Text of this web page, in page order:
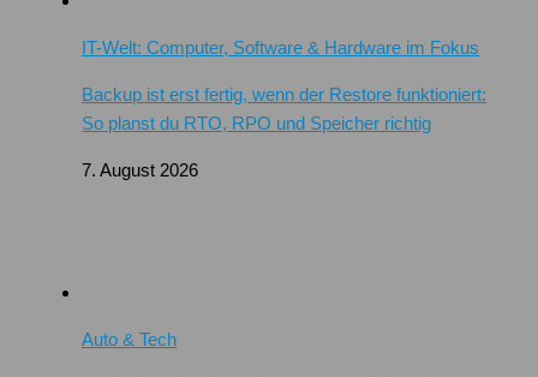
IT-Welt: Computer, Software & Hardware im Fokus
Backup ist erst fertig, wenn der Restore funktioniert:
So planst du RTO, RPO und Speicher richtig
7. August 2026
Auto & Tech